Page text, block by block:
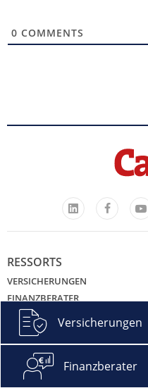
0 COMMENTS
LinkedIn
RESSORTS
VERSICHERUNGEN
FINANZBERATER
INVESTMENTFONDS
IMMOBILIEN &
SACHWERTANLAGEN
DIGITALISIERUNG
RECHT & STEUERN
Versicherungen
Finanzberater